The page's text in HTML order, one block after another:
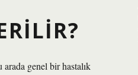
genel bir hastalık